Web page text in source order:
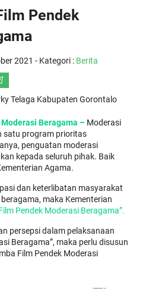
Pendek
2021 - Kategori : Berita
Kabupaten Gorontalo
Beragama – Moderasi
satu program prioritas
penguatan moderasi
kepada seluruh pihak. Baik
Agama.
dan keterlibatan masyarakat
maka Kementerian
Pendek Moderasi Beragama”.
persepsi dalam pelaksanaan
Beragama”, maka perlu disusun
Film Pendek Moderasi